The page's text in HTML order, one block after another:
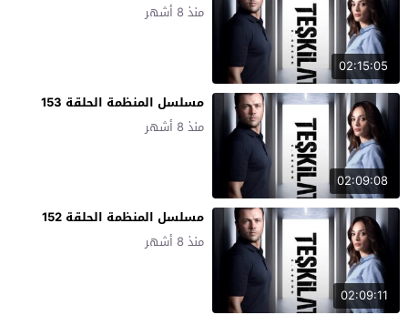
02:15:05
منذ 8 أشهر
02:09:08
مسلسل المنظمة الحلقة 153
منذ 8 أشهر
02:09:11
مسلسل المنظمة الحلقة 152
منذ 8 أشهر